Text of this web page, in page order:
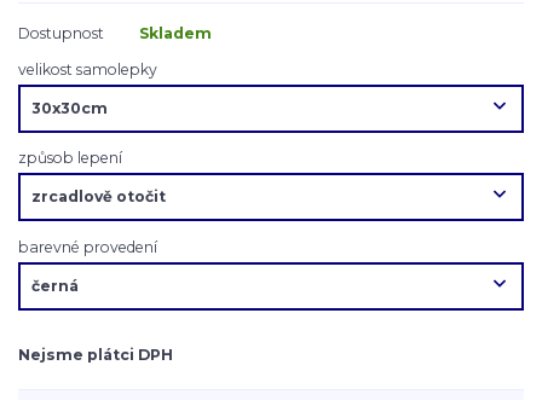
Dostupnost
Skladem
velikost samolepky
způsob lepení
barevné provedení
Nejsme plátci DPH